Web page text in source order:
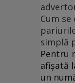
Cum se
simplă
Pentru
afișată
un